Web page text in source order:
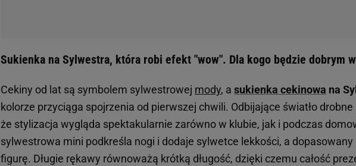
Sukienka na Sylwestra, która robi efekt "wow". Dla kogo będzie dobrym
Cekiny od lat są symbolem sylwestrowej mody, a sukienka cekinowa na
kolorze przyciąga spojrzenia od pierwszej chwili. Odbijające światło
że stylizacja wygląda spektakularnie zarówno w klubie, jak i podczas
sylwestrowa mini podkreśla nogi i dodaje sylwetce lekkości, a
figurę. Długie rękawy równoważą krótką długość, dzięki czemu całość